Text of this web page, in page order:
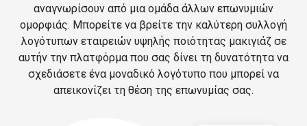
αναγνωρίσουν από μια ομάδα άλλων επωνυμιών
ομορφιάς. Μπορείτε να βρείτε την καλύτερη συλλογή
λογότυπων εταιρειών υψηλής ποιότητας μακιγιάζ σε
αυτήν την πλατφόρμα που σας δίνει τη δυνατότητα να
σχεδιάσετε ένα μοναδικό λογότυπο που μπορεί να
απεικονίζει τη θέση της επωνυμίας σας.